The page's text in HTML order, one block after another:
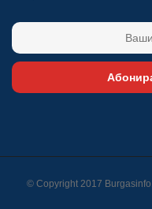
© Copyright 2017